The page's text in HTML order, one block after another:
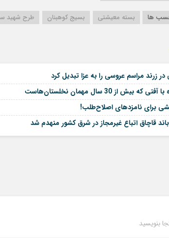
ها بسته معیشتی بسیج کوهبنان طرح شهید
زرند مراسم عروسی را به عزا تبدیل کرد
از 30 سال مهمان نخلستان‌هاست
برای نامزدهای اصلاح‌طلب!
قاچاق اتباع غیرمجاز در شرق کشور منهدم شد
بنویسید